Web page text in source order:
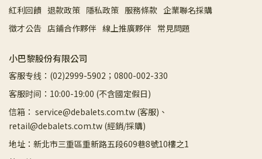
紅利回饋 退款政策 隱私政策 服務條款 企業聯名採購
徵才公告 店鋪合作夥伴 線上推廣夥伴 常見問題
小巴黎股份有限公司
客服专线：(02)2999-5902；0800-002-330
客服时间：10:00-19:00 (不含國定假日)
信箱： service@debalets.com.tw (客服)、
retail@debalets.com.tw (經銷/採購)
地址：新北市三重區重新路五段609巷8號10樓之1